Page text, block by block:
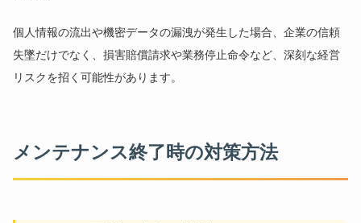
個人情報の流出や機密データの漏洩が発生した場合、企業の信頼
失墜だけでなく、損害賠償請求や業務停止命令など、深刻な経営
リスクを招く可能性があります。
メンテナンス終了時の対策方法